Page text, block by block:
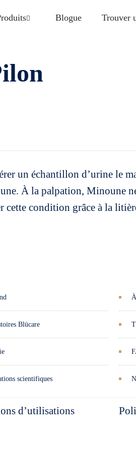
Blogue Trouver
un échantillon d’urine le
À la palpation, Minoune
cette condition grâce à la
Blücare
scientifiques
d’utilisations